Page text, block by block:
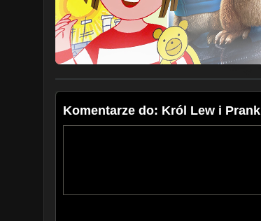
Komentarze do: Król Lew i Prank